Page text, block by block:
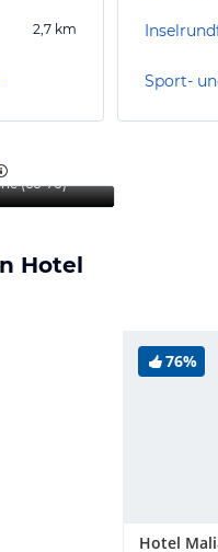
2,7 km
Sport-
(66-70)
Hotel
76%